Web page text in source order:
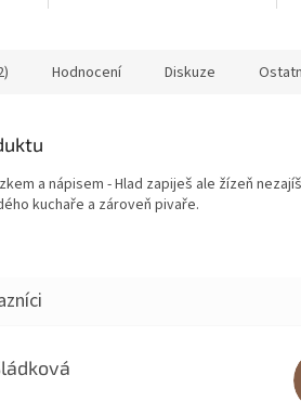
Hodnocení Diskuze
a nápisem - Hlad zapiješ ale žízeň
kuchaře a zároveň pivaře.
je 5 z 5 hvězdiček.